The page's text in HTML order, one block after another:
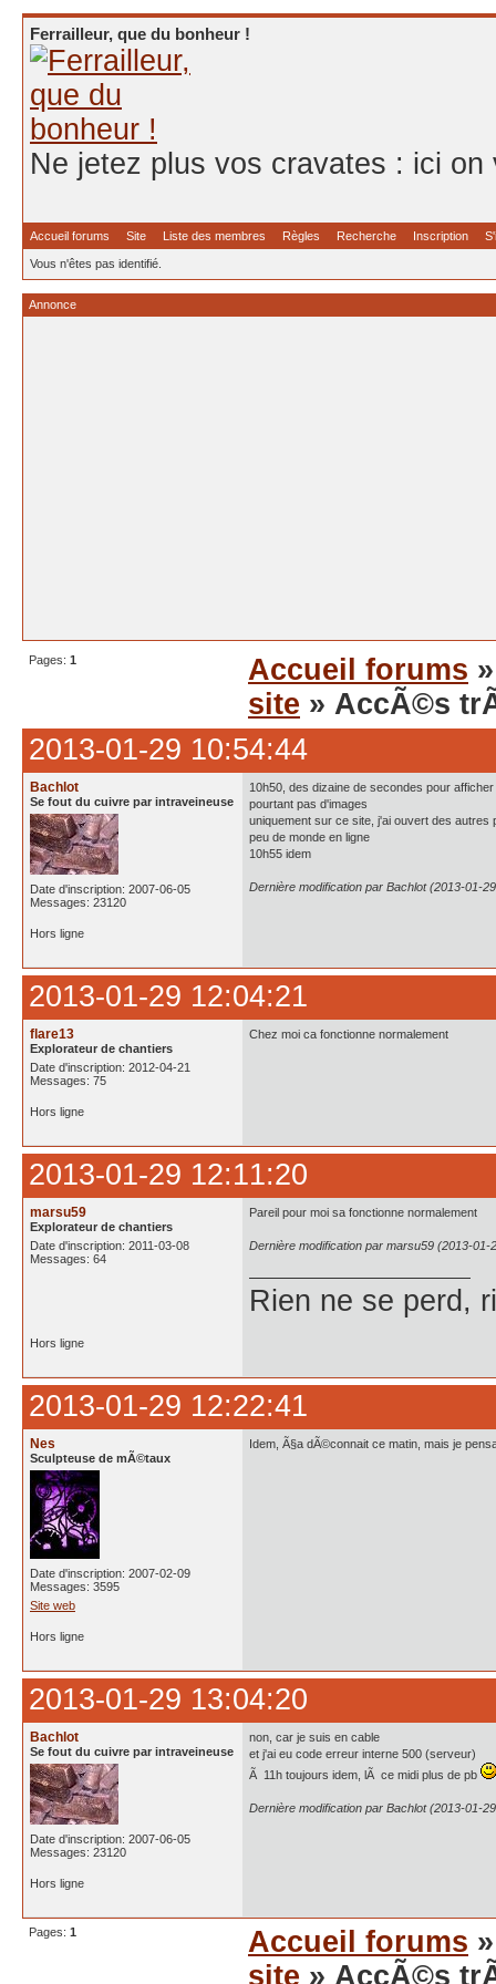
Ferrailleur, que du bonheur !
Ne jetez plus vos cravates : ici
Accueil forums Site Liste des membres Règles Recherche Inscription
Vous n'êtes pas identifié.
Annonce
Pages: 1 Accueil forums
site » AccÃ©s
2013-01-29 10:54:44
Bachlot
Se fout du cuivre par intraveineuse
Date d'inscription: 2007-06-05
Messages: 23120
10h50, des dizaine de secondes pour
pourtant pas d'images
uniquement sur ce site, j'ai ouvert des autres
peu de monde en ligne
10h55 idem
Dernière modification par Bachlot (2013-01-
Hors ligne
2013-01-29 12:04:21
flare13
Explorateur de chantiers
Date d'inscription: 2012-04-21
Messages: 75
Chez moi ca fonctionne normalement
Hors ligne
2013-01-29 12:11:20
marsu59
Explorateur de chantiers
Date d'inscription: 2011-03-08
Messages: 64
Pareil pour moi sa fonctionne normalement
Dernière modification par marsu59 (2013-01-
Rien ne se perd,
Hors ligne
2013-01-29 12:22:41
Nes
Sculpteuse de mÃ©taux
Date d'inscription: 2007-02-09
Messages: 3595
Site web
Idem, Ã§a dÃ©connait ce matin, mais je
Hors ligne
2013-01-29 13:04:20
Bachlot
Se fout du cuivre par intraveineuse
Date d'inscription: 2007-06-05
Messages: 23120
non, car je suis en cable
et j'ai eu code erreur interne 500 (serveur)
Ã 11h toujours idem, lÃ ce midi plus de pb
Dernière modification par Bachlot (2013-01-
Hors ligne
Pages: 1 Accueil forums
site » AccÃ©s